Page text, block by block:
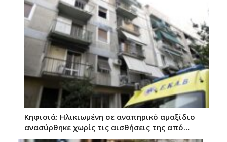
Κηφισιά: Ηλικιωμένη σε αναπηρικό αμαξίδιο
ανασύρθηκε χωρίς τις αισθήσεις της από…